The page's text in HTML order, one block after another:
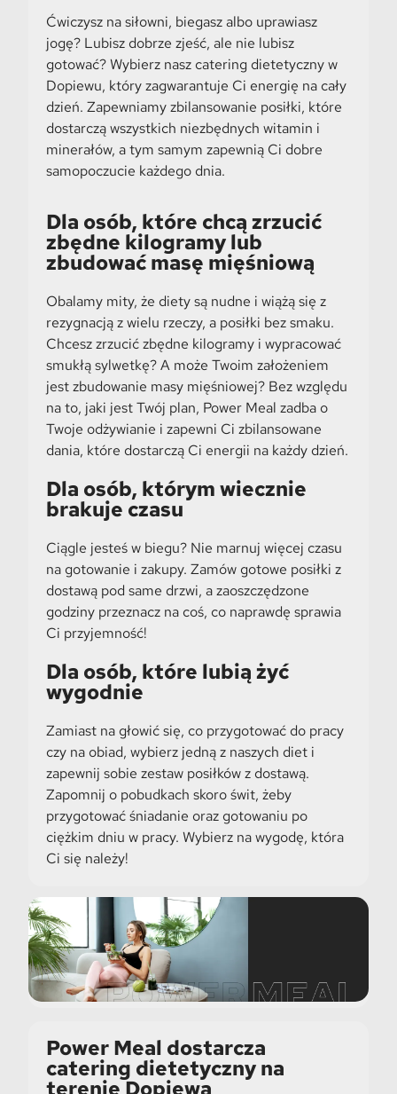
Ćwiczysz na siłowni, biegasz albo uprawiasz
jogę? Lubisz dobrze zjeść, ale nie lubisz
gotować? Wybierz nasz catering dietetyczny w
Dopiewu, który zagwarantuje Ci energię na cały
dzień. Zapewniamy zbilansowanie posiłki, które
dostarczą wszystkich niezbędnych witamin i
minerałów, a tym samym zapewnią Ci dobre
samopoczucie każdego dnia.
Dla osób, które chcą zrzucić
zbędne kilogramy lub
zbudować masę mięśniową
Obalamy mity, że diety są nudne i wiążą się z
rezygnacją z wielu rzeczy, a posiłki bez smaku.
Chcesz zrzucić zbędne kilogramy i wypracować
smukłą sylwetkę? A może Twoim założeniem
jest zbudowanie masy mięśniowej? Bez względu
na to, jaki jest Twój plan, Power Meal zadba o
Twoje odżywianie i zapewni Ci zbilansowane
dania, które dostarczą Ci energii na każdy dzień.
Dla osób, którym wiecznie
brakuje czasu
Ciągle jesteś w biegu? Nie marnuj więcej czasu
na gotowanie i zakupy. Zamów gotowe posiłki z
dostawą pod same drzwi, a zaoszczędzone
godziny przeznacz na coś, co naprawdę sprawia
Ci przyjemność!
Dla osób, które lubią żyć
wygodnie
Zamiast na głowić się, co przygotować do pracy
czy na obiad, wybierz jedną z naszych diet i
zapewnij sobie zestaw posiłków z dostawą.
Zapomnij o pobudkach skoro świt, żeby
przygotować śniadanie oraz gotowaniu po
ciężkim dniu w pracy. Wybierz na wygodę, która
Ci się należy!
Power Meal dostarcza
catering dietetyczny na